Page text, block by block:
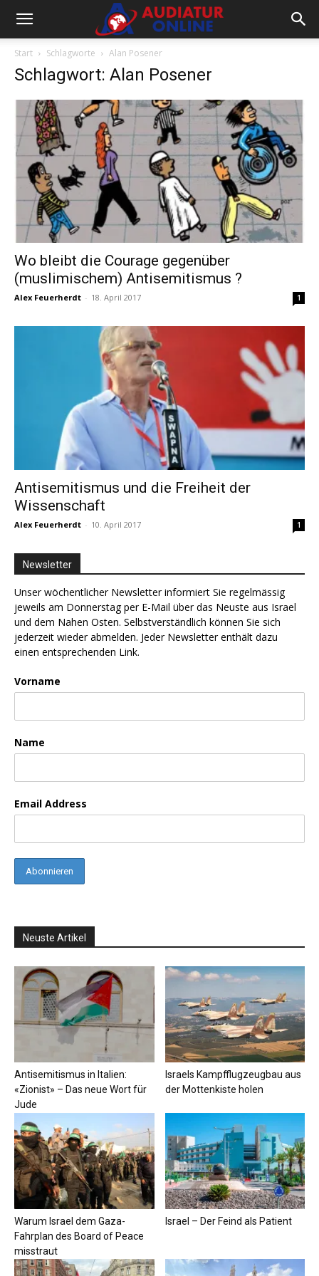
Start Schlagworte Alan Posener
Schlagwort: Alan Posener
Wo bleibt die Courage gegenüber
(muslimischem) Antisemitismus ?
Alex Feuerherdt - 18. April 2017 1
Antisemitismus und die Freiheit der
Wissenschaft
Alex Feuerherdt - 10. April 2017 1
Newsletter
Unser wöchentlicher Newsletter informiert Sie regelmässig
jeweils am Donnerstag per E-Mail über das Neuste aus Israel
und dem Nahen Osten. Selbstverständlich können Sie sich
jederzeit wieder abmelden. Jeder Newsletter enthält dazu
einen entsprechenden Link.
Vorname
Name
Email Address
Neuste Artikel
Antisemitismus in Italien:
«Zionist» – Das neue Wort für
Jude
Israels Kampfflugzeugbau aus
der Mottenkiste holen
Warum Israel dem Gaza-
Fahrplan des Board of Peace
misstraut
Israel – Der Feind als Patient